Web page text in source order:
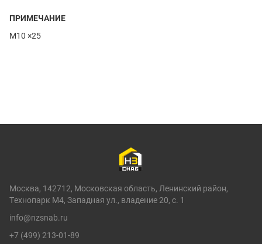
ПРИМЕЧАНИЕ
M10 ×25
Москва, 142712, Московская область, Ленинский район,
Технопарк М4, Западная ул., владение 20, с. 1
info@nzsnab.ru
+7 (499) 213-01-89